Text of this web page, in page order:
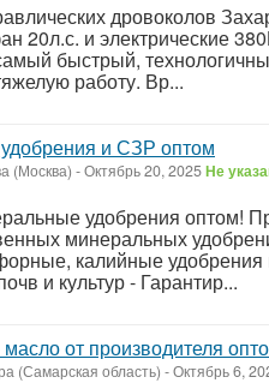
дровоколов
20л.с. и электрические
быстрый,
работу. Вр...
и СЗР оптом
(Москва) -Октябрь 20, 2025Не
удобрения оптом!
минеральных
калийные
и культур - Гарантир...
от производителя
(Самарская область) -Октябрь 6,